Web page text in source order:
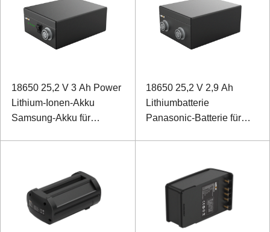
18650 25,2 V 3 Ah Power
Lithium-Ionen-Akku
Samsung-Akku für
18650 25,2 V 2,9 Ah
Lithiumbatterie
Panasonic-Batterie für